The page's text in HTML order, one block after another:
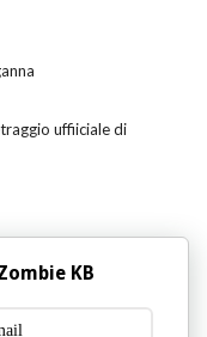
uffiiciale di
KB